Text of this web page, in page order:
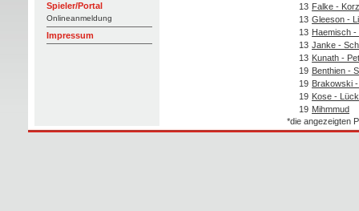
Spieler/Portal
Onlineanmeldung
Impressum
13 Falke -
13 Gleeson -
13 Haemisch -
13 Janke -
13 Kunath -
19 Benthien -
19 Brakowski
19 Kose - Lück
19 Mihmmud
*die angezeigten